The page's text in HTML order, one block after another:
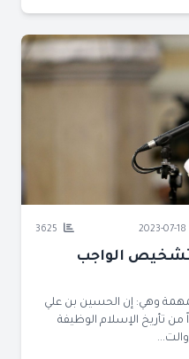
الواجب
وهي: إن الحسين بن علي
الإسلام الوظيفة